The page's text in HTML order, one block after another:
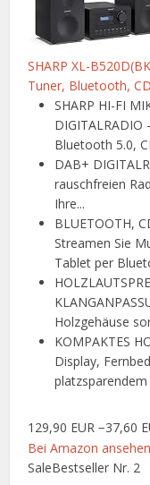
SHARP XL-
Tuner, Bluetooth,
SHARP HI-FI
Bluetooth 5.0,
DAB+
rauschfreien
Ihre...
BLUETOOTH,
Streamen Sie
Tablet per
Holzgehäuse
KOMPAKTES
Display,
129,90 EUR −37,60
Bei Amazon ansehen
SaleBestseller Nr. 2